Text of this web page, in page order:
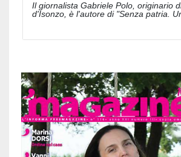
Il giornalista Gabriele Polo, originario
d'Isonzo, è l'autore di "Senza patria.